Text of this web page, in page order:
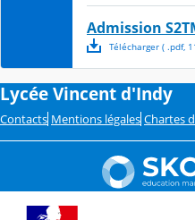
Admission
Télécharger( .pdf,
Lycée Vincent d'Indy
Contacts Mentions légales Chartes